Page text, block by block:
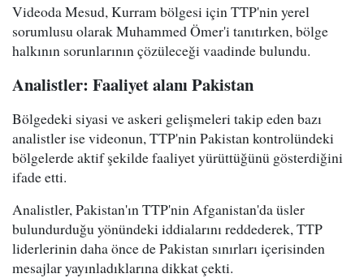
Videoda Mesud, Kurram bölgesi için TTP'nin yerel
sorumlusu olarak Muhammed Ömer'i tanıtırken, bölge
halkının sorunlarının çözüleceği vaadinde bulundu.
Analistler: Faaliyet alanı Pakistan
Bölgedeki siyasi ve askeri gelişmeleri takip eden bazı
analistler ise videonun, TTP'nin Pakistan kontrolündeki
bölgelerde aktif şekilde faaliyet yürüttüğünü gösterdiğini
ifade etti.
Analistler, Pakistan'ın TTP'nin Afganistan'da üsler
bulundurduğu yönündeki iddialarını reddederek, TTP
liderlerinin daha önce de Pakistan sınırları içerisinden
mesajlar yayınladıklarına dikkat çekti.